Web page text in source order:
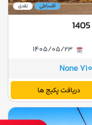
نقدی اقساطی
دریافت پکیج ها